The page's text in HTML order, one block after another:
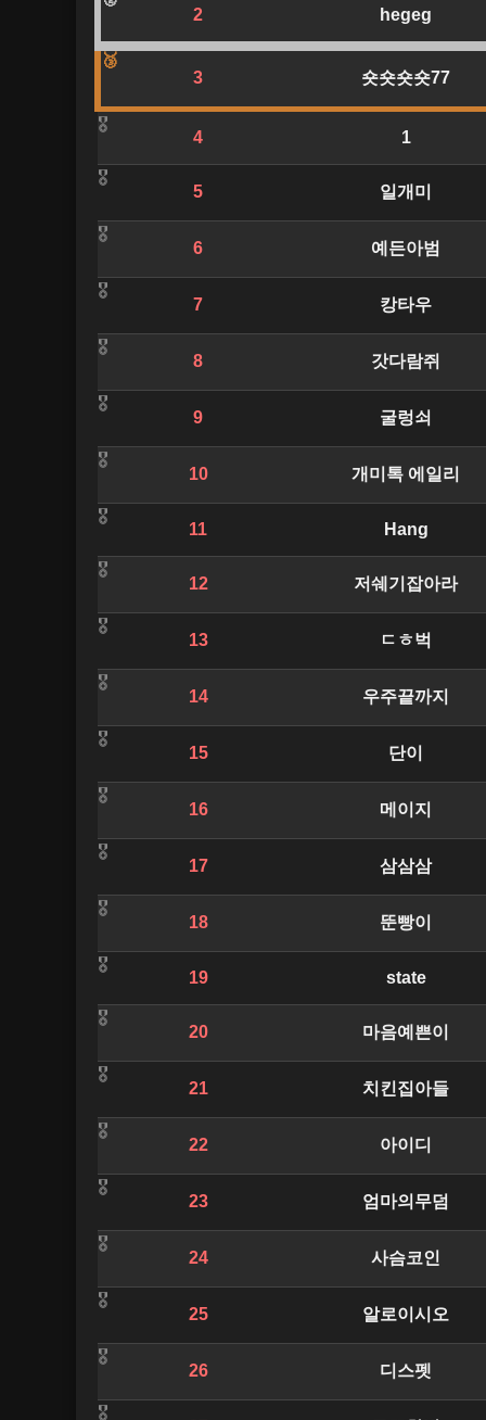
2 hegeg
3 숏숏숏숏77
4 1
5 일개미
6 예든아범
7 캉타우
8 갓다람쥐
9 굴렁쇠
10 개미톡 에일리
11 Hang
12 저쉐기잡아라
13 ㄷㅎ벅
14 우주끝까지
15 단이
16 메이지
17 삼삼삼
18 뚠빵이
19 state
20 마음예쁜이
21 치킨집아들
22 아이디
23 엄마의무덤
24 사슴코인
25 알로이시오
26 디스펫